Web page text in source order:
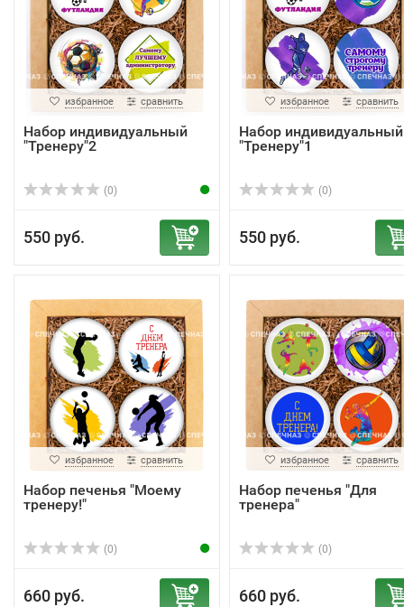
избранное сравнить
Набор индивидуальный
"Тренеру"2
(0)
550 руб.
избранное сравнить
Набор индивидуальный
"Тренеру"1
(0)
550 руб.
избранное сравнить
Набор печенья "Моему
тренеру!"
(0)
660 руб.
избранное сравнить
Набор печенья "Для
тренера"
(0)
660 руб.